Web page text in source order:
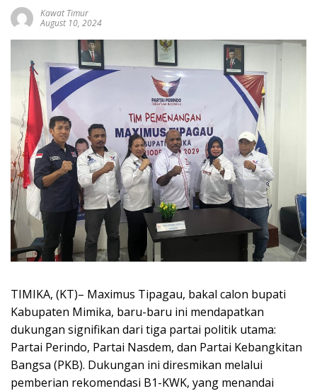
Kawat Timur
August 10, 2024
TIMIKA, (KT)– Maximus Tipagau, bakal calon bupati
Kabupaten Mimika, baru-baru ini mendapatkan
dukungan signifikan dari tiga partai politik utama:
Partai Perindo, Partai Nasdem, dan Partai Kebangkitan
Bangsa (PKB). Dukungan ini diresmikan melalui
pemberian rekomendasi B1-KWK, yang menandai